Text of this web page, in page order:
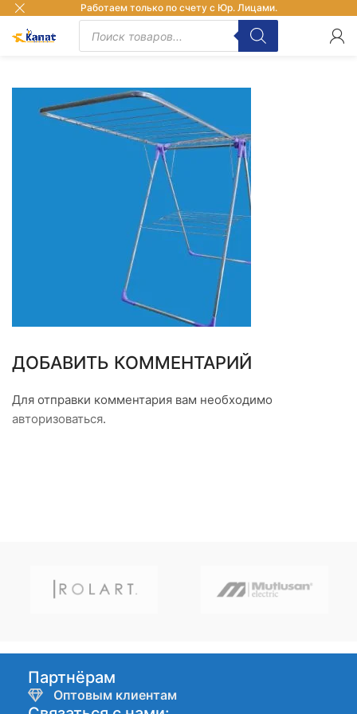
ДОБАВИТЬ КОММЕНТАРИЙ
Для отправки комментария вам необходимо
авторизоваться.
Партнёрам
Оптовым клиентам
Работаем только по счету с Юр. Лицами.